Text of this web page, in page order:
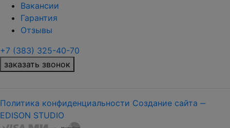
Вакансии
Гарантия
Отзывы
+7 (383) 325-40-70
заказать звонок
Политика конфиденциальности Создание сайта ‒
EDISON STUDIO